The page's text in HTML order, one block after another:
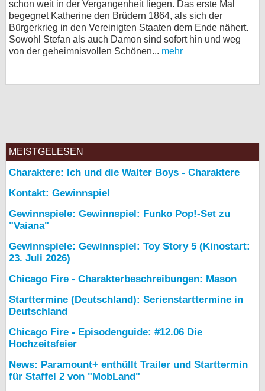
schon weit in der Vergangenheit liegen. Das erste Mal
begegnet Katherine den Brüdern 1864, als sich der
Bürgerkrieg in den Vereinigten Staaten dem Ende nähert.
Sowohl Stefan als auch Damon sind sofort hin und weg
von der geheimnisvollen Schönen... mehr
MEISTGELESEN
Charaktere: Ich und die Walter Boys - Charaktere
Kontakt: Gewinnspiel
Gewinnspiele: Gewinnspiel: Funko Pop!-Set zu
"Vaiana"
Gewinnspiele: Gewinnspiel: Toy Story 5 (Kinostart:
23. Juli 2026)
Chicago Fire - Charakterbeschreibungen: Mason
Starttermine (Deutschland): Serienstarttermine in
Deutschland
Chicago Fire - Episodenguide: #12.06 Die
Hochzeitsfeier
News: Paramount+ enthüllt Trailer und Starttermin
für Staffel 2 von "MobLand"
Datenschutz
Cookie-Einstellungen